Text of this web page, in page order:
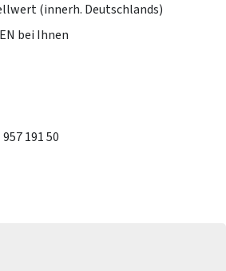
(innerh. Deutschlands)
bei Ihnen
191 50